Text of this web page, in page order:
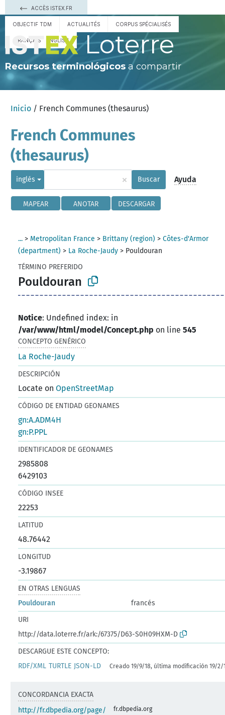
ACCÈS ISTEX.FR
OBJECTIF TDM ACTUALITÉS CORPUS SPÉCIALISÉS
FRANÇAIS ENGLISH Loterre
Recursos terminológicos a compartir
Inicio / French Communes (thesaurus)
French Communes
(thesaurus)
inglés × Buscar Ayuda
MAPEAR ANOTAR DESCARGAR
... > Metropolitan France > Brittany (region) >Côtes-d'Armor
(department) > La Roche-Jaudy > Pouldouran
TÉRMINO PREFERIDO
Pouldouran
Notice: Undefined index: in
/var/www/html/model/Concept.php on line545
CONCEPTO GENÉRICO
La Roche-Jaudy
DESCRIPCIÓN
Locate onOpenStreetMap
CÓDIGO DE ENTIDAD GEONAMES
gn:A.ADM4H
gn:P.PPL
IDENTIFICADOR DE GEONAMES
2985808
6429103
CÓDIGO INSEE
22253
LATITUD
48.76442
LONGITUD
-3.19867
EN OTRAS LENGUAS
Pouldouran
francés
URI
http://data.loterre.fr/ark:/67375/D63-S0H09HXM-D
DESCARGUE ESTE CONCEPTO:
RDF/XML TURTLE JSON-LD Creado 19/9/18, última modificación 19/2/
CONCORDANCIA EXACTA
http://fr.dbpedia.org/page/
fr.dbpedia.org